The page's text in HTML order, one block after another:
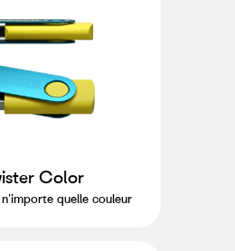
Color
quelle couleur